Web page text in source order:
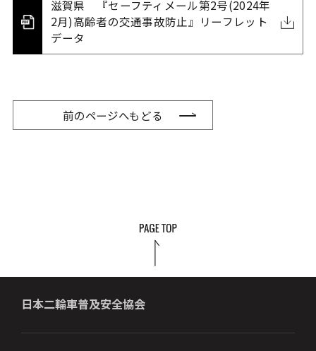
滋賀県 『セーフティメール第2号(2024年
2月)高齢者の交通事故防止』リーフレット
データ
前のページへもどる
日本二輪車普及安全協会